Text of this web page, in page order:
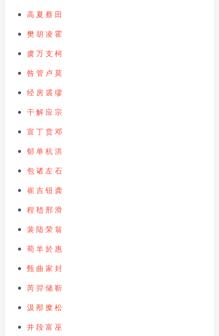
高 夏 蔡 田
樊胡 凌 霍
虞 万支 柯
咎 管 卢莫
经 房裘缪
干解 应 宗
宣 丁贲邓
郁单杭洪
包诸 左 石
崔 吉钮 龚
程 嵇邢滑
裴陆荣翁
荀羊於惠
甄 曲 家 封
芮羿储靳
汲 邴 糜松
井段富 巫